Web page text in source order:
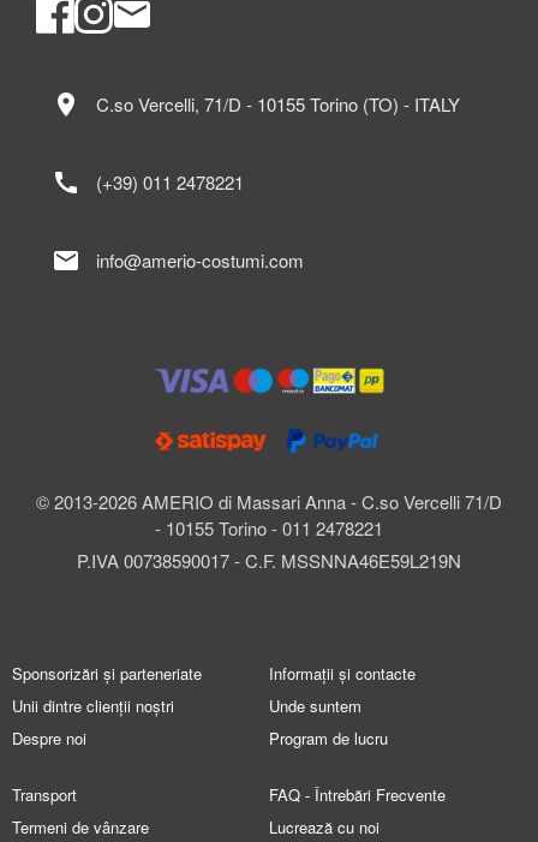
© 2013-2026 AMERIO di Massari Anna - C.so Vercelli 71/D
- 10155 Torino - 011 2478221
P.IVA 00738590017 - C.F. MSSNNA46E59L219N
location_on C.so Vercelli, 71/D - 10155 Torino (TO) - ITALY
call (+39) 011 2478221
mail info@amerio-costumi.com
Sponsorizări și parteneriate
Unii dintre clienții noștri
Despre noi
Informații și contacte
Unde suntem
Program de lucru
Transport
Termeni de vânzare
FAQ - Întrebări Frecvente
Lucrează cu noi